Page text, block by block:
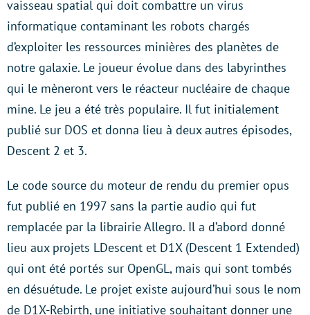
vaisseau spatial qui doit combattre un virus
informatique contaminant les robots chargés
d’exploiter les ressources minières des planètes de
notre galaxie. Le joueur évolue dans des labyrinthes
qui le mèneront vers le réacteur nucléaire de chaque
mine. Le jeu a été très populaire. Il fut initialement
publié sur DOS et donna lieu à deux autres épisodes,
Descent 2 et 3.
Le code source du moteur de rendu du premier opus
fut publié en 1997 sans la partie audio qui fut
remplacée par la librairie Allegro. Il a d’abord donné
lieu aux projets LDescent et D1X (Descent 1 Extended)
qui ont été portés sur OpenGL, mais qui sont tombés
en désuétude. Le projet existe aujourd’hui sous le nom
de D1X-Rebirth, une initiative souhaitant donner une